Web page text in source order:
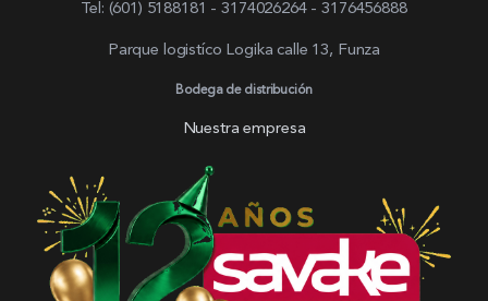
Tel: (601) 5188181 - 3174026264 - 3176456888
Parque logistíco Logika calle 13, Funza
Bodega de distribución
Nuestra empresa